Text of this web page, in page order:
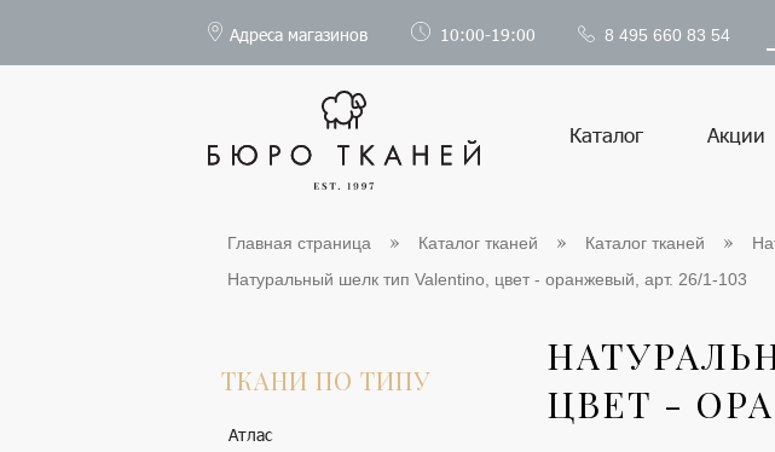
Адреса магазинов 10:00-19:00 8 495 660 83 54
Каталог Акции
Главная страница Каталог тканей Каталог тканей
Натуральный шелк тип Valentino, цвет - оранжевый, арт. 26/1-103
ТКАНИ ПО ТИПУ
Атлас
ЦВЕТ -